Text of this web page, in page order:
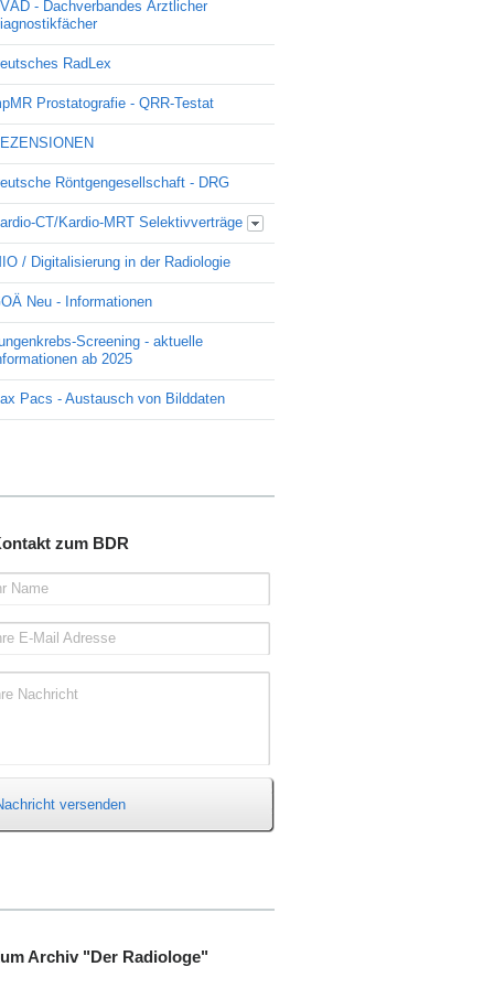
- Dachverbandes Ärztlicher
RadLex
Prostatografie - QRR-Testat
Röntgengesellschaft - DRG
CT/Kardio-MRT Selektivverträge
/ Digitalisierung in der Radiologie
Neu - Informationen
Screening - aktuelle
ab 2025
Pacs - Austausch von Bilddaten
zum BDR
Name
E-Mail Adresse
Nachricht
versenden
Archiv "Der Radiologe"